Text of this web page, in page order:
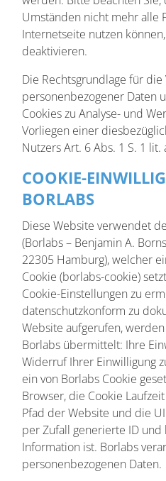
Umständen nicht mehr alle
Internetseite nutzen
deaktivieren.
Die Rechtsgrundlage für
personenbezogener Daten
Cookies zu Analyse- und
Vorliegen einer
Nutzers Art. 6 Abs. 1 S. 1 lit.
COOKIE-
BORLABS
Diese Website verwendet
(Borlabs – Benjamin A.
22305 Hamburg), welcher
Cookie (borlabs-cookie)
Cookie-Einstellungen zu
datenschutzkonform zu
Website aufgerufen,
Borlabs übermittelt: Ihre
Widerruf Ihrer Einwilligung
ein von Borlabs Cookie
Browser, die Cookie
Pfad der Website und die
per Zufall generierte ID
Information ist. Borlabs
personenbezogenen Daten.